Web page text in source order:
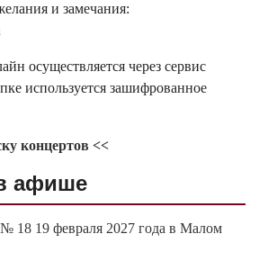
и замечания:
осуществляется через сервис
используется зашифрованное
концертов <<
афише
18 19 февраля 2027 года в Малом